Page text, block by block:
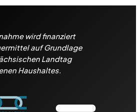
wird finanziert
auf Grundlage
Landtag
Haushaltes.